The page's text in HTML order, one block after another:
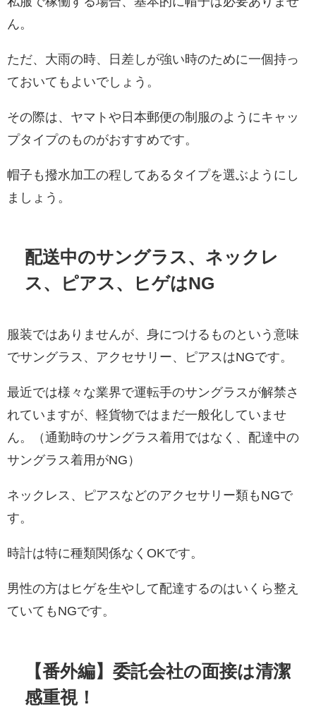
ん。
ただ、大雨の時、日差しが強い時のために一個持っ
ておいてもよいでしょう。
その際は、ヤマトや日本郵便の制服のようにキャッ
プタイプのものがおすすめです。
帽子も撥水加工の程してあるタイプを選ぶようにし
ましょう。
配送中のサングラス、ネックレ
ス、ピアス、ヒゲはNG
服装ではありませんが、身につけるものという意味
でサングラス、アクセサリー、ピアスはNGです。
最近では様々な業界で運転手のサングラスが解禁さ
れていますが、軽貨物ではまだ一般化していませ
ん。（通勤時のサングラス着用ではなく、配達中の
サングラス着用がNG）
ネックレス、ピアスなどのアクセサリー類もNGで
す。
時計は特に種類関係なくOKです。
男性の方はヒゲを生やして配達するのはいくら整え
ていてもNGです。
【番外編】委託会社の面接は清潔
感重視！